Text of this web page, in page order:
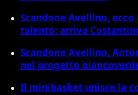
Scandone Avellino,
talento: arriva
Scandone Avellino,
nel progetto
Il minibasket unisce la